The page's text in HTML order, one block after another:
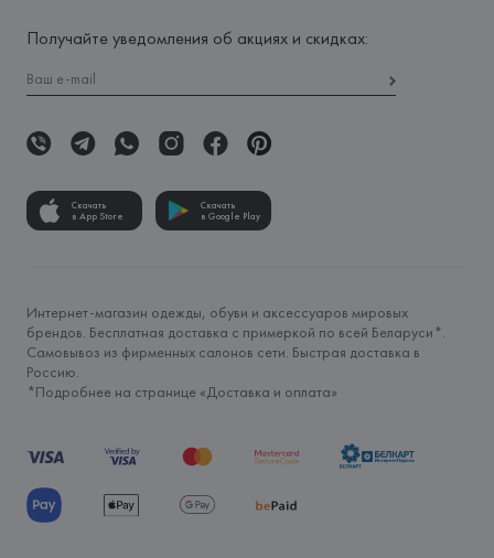
Получайте уведомления об акциях и скидках:
Скачать
в App Store
Скачать
в Google Play
Интернет-магазин одежды, обуви и аксессуаров мировых
брендов. Бесплатная доставка с примеркой по всей Беларуси*.
Самовывоз из фирменных салонов сети. Быстрая доставка в
Россию.
*Подробнее на странице «Доставка и оплата»